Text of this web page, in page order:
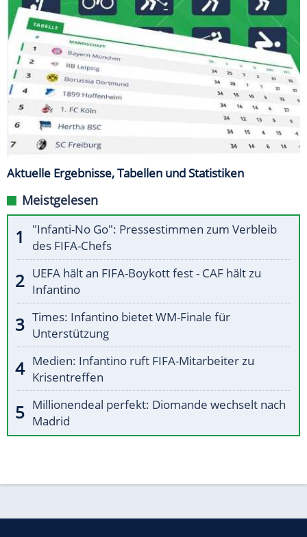
Aktuelle Ergebnisse, Tabellen und Statistiken
Meistgelesen
"Infanti-No Go": Pressestimmen zum Verbleib
des FIFA-Chefs
UEFA hält an FIFA-Boykott fest - CAF hält zu
Infantino
Times: Infantino bietet WM-Finale für
Unterstützung
Medien: Infantino ruft FIFA-Mitarbeiter zu
Krisentreffen
Millionendeal perfekt: Diomande wechselt nach
Madrid